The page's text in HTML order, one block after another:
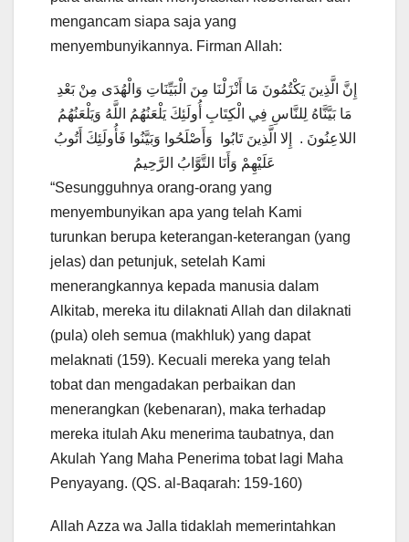
mengancam siapa saja yang
menyembunyikannya. Firman Allah:
مَا بَيَّنَّاهُ لِلنَّاسِ فِي الْكِتَابِ أُولَئِكَ يَلْعَنُهُمُ اللَّهُ وَيَلْعَنُهُمُ
اللاعِنُونَ . إِلا الَّذِينَ تَابُوا وَأَصْلَحُوا وَبَيَّنُوا فَأُولَئِكَ أَتُوبُ
عَلَيْهِمْ وَأَنَا التَّوَّابُ الرَّحِيمُ
“Sesungguhnya orang-orang yang
menyembunyikan apa yang telah Kami
turunkan berupa keterangan-keterangan (yang
jelas) dan petunjuk, setelah Kami
menerangkannya kepada manusia dalam
Alkitab, mereka itu dilaknati Allah dan dilaknati
(pula) oleh semua (makhluk) yang dapat
melaknati (159). Kecuali mereka yang telah
tobat dan mengadakan perbaikan dan
menerangkan (kebenaran), maka terhadap
mereka itulah Aku menerima taubatnya, dan
Akulah Yang Maha Penerima tobat lagi Maha
Penyayang. (QS. al-Baqarah: 159-160)
Allah Azza wa Jalla tidaklah memerintahkan